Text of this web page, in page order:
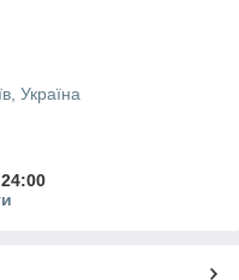
Україна